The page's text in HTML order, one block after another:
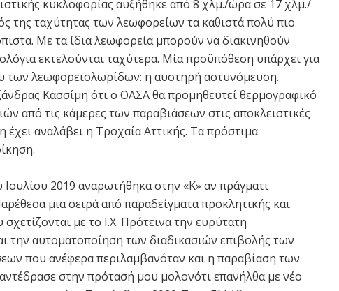
κυκλοφορίας αυξήθηκε από 8 χλμ./ώρα σε 17 χλμ./
της ταχύτητας των λεωφορείων τα καθιστά πολύ πιο
Με τα ίδια λεωφορεία μπορούν να διακινηθούν
εκτελούνται ταχύτερα. Μία προϋπόθεση υπάρχει για
των λεωφορειολωρίδων: η αυστηρή αστυνόμευση.
Κασσίμη ότι ο ΟΑΣΑ θα προμηθευτεί θερμογραφικό
από τις κάμερες των παραβιάσεων στις αποκλειστικές
αναλάβει η Τροχαία Αττικής. Τα πρόστιμα
2019 αναρωτήθηκα στην «Κ» αν πράγματι
μια σειρά από παραδείγματα προκλητικής και
με το Ι.Χ. Πρότεινα την ευρύτατη
την αυτοματοποίηση των διαδικασιών επιβολής των
που ανέφερα περιλαμβανόταν και η παραβίαση των
στην πρότασή μου μολονότι επανήλθα με νέο